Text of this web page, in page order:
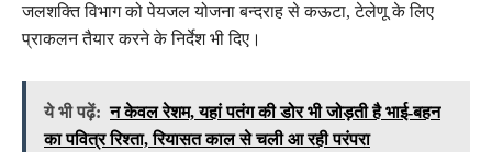
जलशक्ति विभाग को पेयजल योजना बन्दराह से कऊटा, टेलेणू के लिए
प्राकलन तैयार करने के निर्देश भी दिए।
ये भी पढ़ें: न केवल रेशम, यहां पतंग की डोर भी जोड़ती है भाई-बहन
का पवित्र रिश्ता, रियासत काल से चली आ रही परंपरा